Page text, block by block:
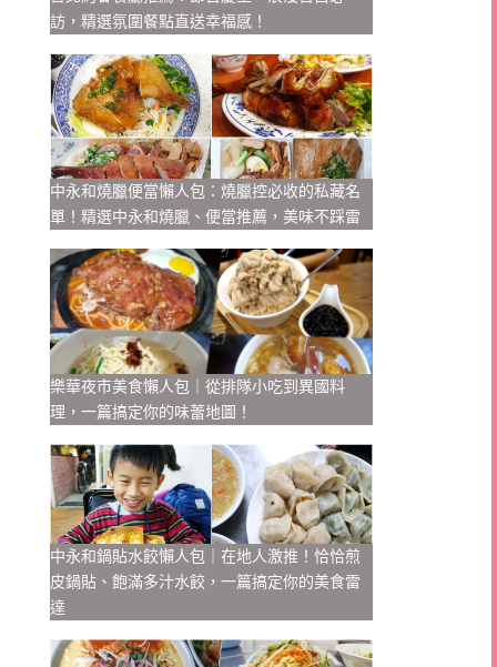
訪，精選氛圍餐點直送幸福感！
中永和燒臘便當懶人包：燒臘控必收的私藏名
單！精選中永和燒臘、便當推薦，美味不踩雷
樂華夜市美食懶人包｜從排隊小吃到異國料
理，一篇搞定你的味蕾地圖！
中永和鍋貼水餃懶人包｜在地人激推！恰恰煎
皮鍋貼、飽滿多汁水餃，一篇搞定你的美食雷
達